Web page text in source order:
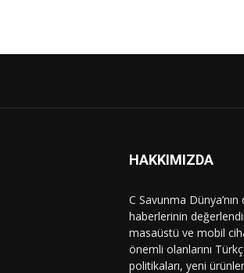
HAKKIMIZDA
C Savunma
haberlerinin
masaüstü ve mobil
önemli olanlarını
politikaları, yeni